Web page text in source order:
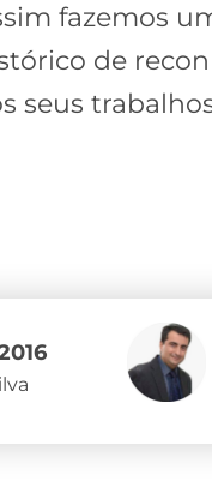
fazemos
de
seus